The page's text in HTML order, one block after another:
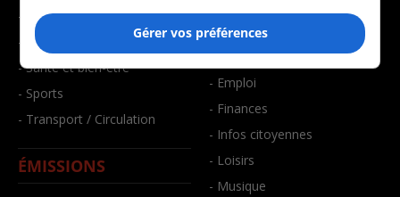
- Environnement
- Faits divers
- Santé et bien-être
- Sports
- Transport / Circulation
ÉMISSIONS
- Art de vivre
- Bien-être
- Emploi
- Finances
- Infos citoyennes
- Loisirs
- Musique
Gérer vos préférences